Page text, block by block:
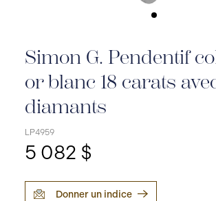
Simon G. Pendentif
or blanc 18 carats
diamants
LP4959
5 082 $
Donner un indice